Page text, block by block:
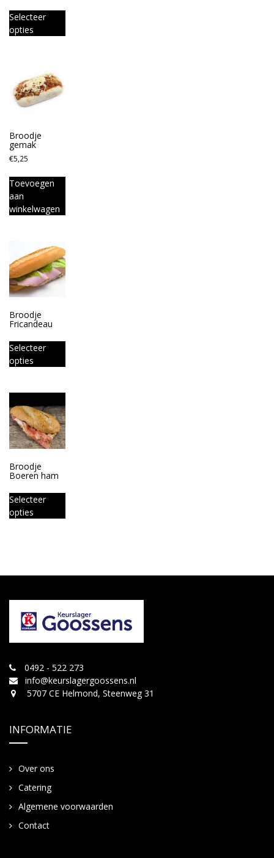
Selecteer
opties
Broodje
gemak
€5,25
Toevoegen
aan
winkelwagen
Broodje
Fricandeau
Selecteer
opties
Broodje
Boeren ham
Selecteer
opties
0492 - 522 273
info@keurslagergoossens.nl
5707 CE Helmond, Steenweg 31
INFORMATIE
Over ons
Catering
Algemene voorwaarden
Contact